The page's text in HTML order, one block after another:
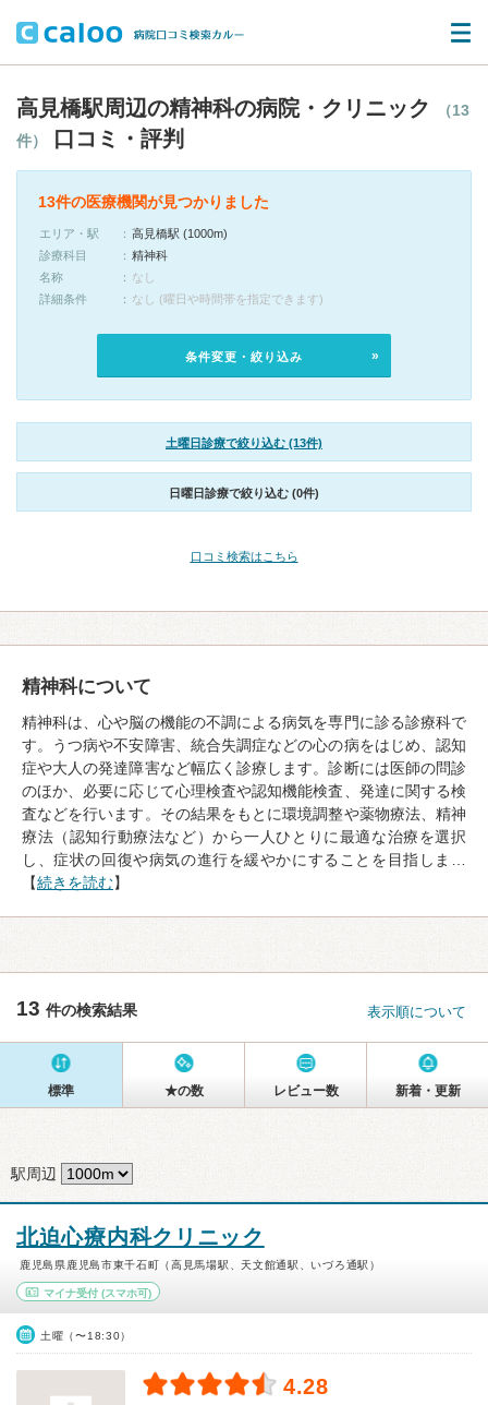
高見橋駅周辺の精神科の病院・クリニック
（13
件）
口コミ・評判
13件の医療機関が見つかりました
エリア・駅
高見橋駅 (1000m)
診療科目
精神科
名称
なし
詳細条件
なし (曜日や時間帯を指定できます)
条件変更・絞り込み
土曜日診療で絞り込む (13件)
日曜日診療で絞り込む (0件)
口コミ検索はこちら
精神科について
精神科は、心や脳の機能の不調による病気を専門に診る診療科で
す。うつ病や不安障害、統合失調症などの心の病をはじめ、認知
症や大人の発達障害など幅広く診療します。診断には医師の問診
のほか、必要に応じて心理検査や認知機能検査、発達に関する検
査などを行います。その結果をもとに環境調整や薬物療法、精神
療法（認知行動療法など）から一人ひとりに最適な治療を選択
し、症状の回復や病気の進行を緩やかにすることを目指しま…
【続きを読む】
13 件の検索結果 表示順について
標準 ★の数 レビュー数 新着・更新
駅周辺
北迫心療内科クリニック
鹿児島県鹿児島市東千石町（高見馬場駅、天文館通駅、いづろ通駅）
マイナ受付 (スマホ可)
土曜（〜18:30）
4.28